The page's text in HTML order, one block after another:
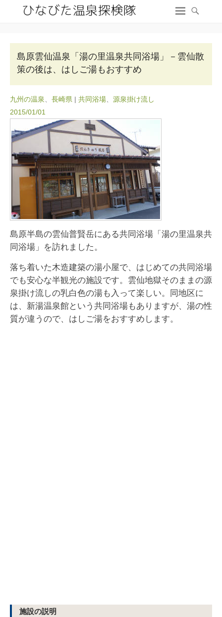
島原雲仙温泉「湯の里温泉共同浴場」－雲仙散
策の後は、はしご湯もおすすめ
九州の温泉 長崎県 | 共同浴場
源泉掛け流し
2015/01/01
島原半島の雲仙普賢岳にある共同浴場「湯の里温泉共
同浴場」を訪れました。
落ち着いた木造建築の湯小屋で、はじめての共同浴場
でも安心な半観光の施設です。雲仙地獄そのままの源
泉掛け流しの乳白色の湯も入って楽しい。同地区に
は、新湯温泉館という共同浴場もありますが、湯の性
質が違うので、はしご湯をおすすめします。
施設の説明